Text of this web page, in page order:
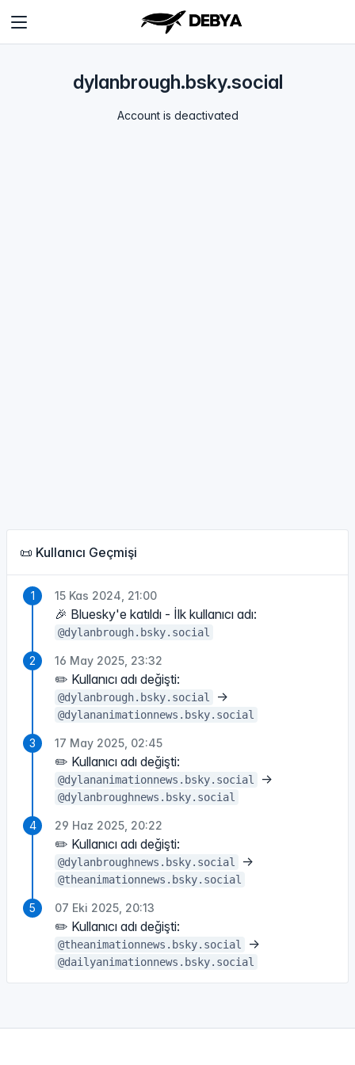
dylanbrough.bsky.social
Account is deactivated
📜 Kullanıcı Geçmişi
15 Kas 2024, 21:00
🎉 Bluesky'e katıldı - İlk kullanıcı adı:
@dylanbrough.bsky.social
16 May 2025, 23:32
✏️ Kullanıcı adı değişti:
@dylanbrough.bsky.social →
@dylananimationnews.bsky.social
17 May 2025, 02:45
✏️ Kullanıcı adı değişti:
@dylananimationnews.bsky.social →
@dylanbroughnews.bsky.social
29 Haz 2025, 20:22
✏️ Kullanıcı adı değişti:
@dylanbroughnews.bsky.social →
@theanimationnews.bsky.social
07 Eki 2025, 20:13
✏️ Kullanıcı adı değişti:
@theanimationnews.bsky.social →
@dailyanimationnews.bsky.social